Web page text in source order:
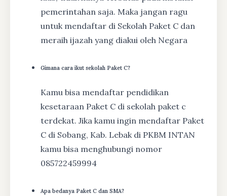
pemerintahan saja. Maka jangan ragu
untuk mendaftar di Sekolah Paket C dan
meraih ijazah yang diakui oleh Negara
Gimana cara ikut sekolah Paket C?
Kamu bisa mendaftar pendidikan
kesetaraan Paket C di sekolah paket c
terdekat. Jika kamu ingin mendaftar Paket
C di Sobang, Kab. Lebak di PKBM INTAN
kamu bisa menghubungi nomor
085722459994
Apa bedanya Paket C dan SMA?